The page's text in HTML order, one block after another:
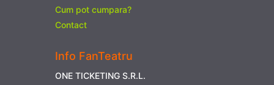
Cum pot cumpara?
Contact
Info FanTeatru
ONE TICKETING S.R.L.